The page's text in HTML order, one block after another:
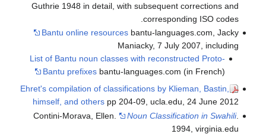
Guthrie 1948 in detail, with subsequent corrections and
corresponding ISO codes.
Bantu online resourcesbantu-languages.com, Jacky
Maniacky, 7 July 2007, including
List of Bantu noun classes with reconstructed Proto-
Bantu prefixes bantu-languages.com (in French)
Ehret's compilation of classifications by Klieman, Bastin,
himself, and otherspp 204-09, ucla.edu, 24 June 2012
Contini-Morava, Ellen.
Noun Classification in Swahili.
1994, virginia.edu